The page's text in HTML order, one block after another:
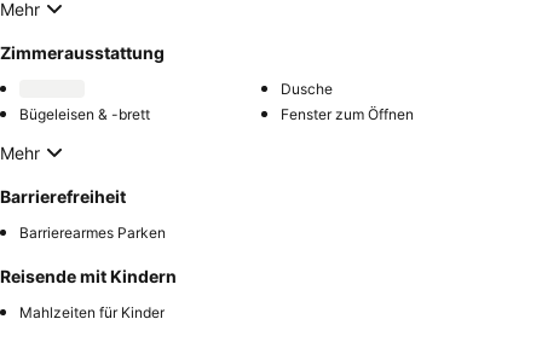
Mehr
Zimmerausstattung
Dusche
Bügeleisen & -brett
Fenster zum Öffnen
Mehr
Barrierefreiheit
Barrierearmes Parken
Reisende mit Kindern
Mahlzeiten für Kinder